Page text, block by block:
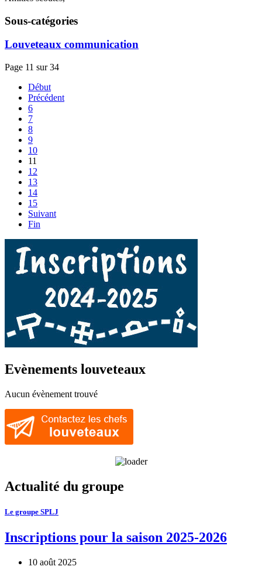
Sous-catégories
Louveteaux communication
Page 11 sur 34
Début
Précédent
6
7
8
9
10
11
12
13
14
15
Suivant
Fin
Evènements louveteaux
Aucun évènement trouvé
Actualité du groupe
Le groupe SPLJ
Inscriptions pour la saison 2025-2026
10 août 2025